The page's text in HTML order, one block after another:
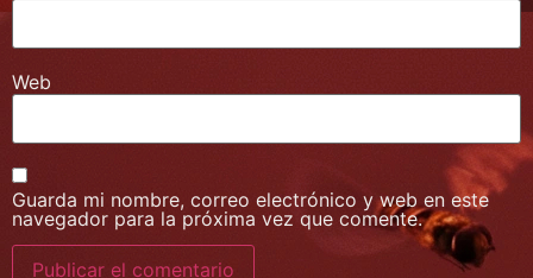
Web
Guarda mi nombre, correo electrónico y web en este
navegador para la próxima vez que comente.